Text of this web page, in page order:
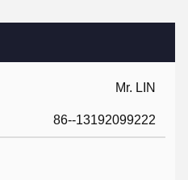
Mr. LIN
86--13192099222